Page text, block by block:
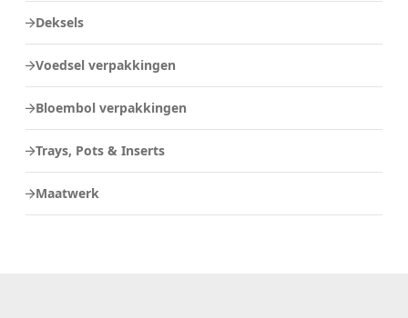
Deksels
Voedsel verpakkingen
Bloembol verpakkingen
Trays, Pots & Inserts
Maatwerk